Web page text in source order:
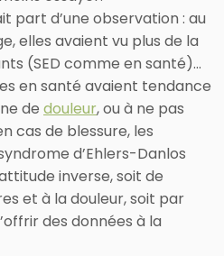
part d’une observation : au
elles avaient vu plus de la
(SED comme en santé)…
en santé avaient tendance
de douleur, ou à ne pas
cas de blessure, les
d’Ehlers-Danlos
inverse, soit de
et à la douleur, soit par
des données à la